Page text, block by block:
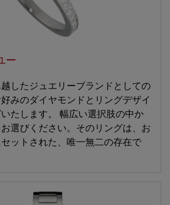
ー
したジュエリーブランドとしての
みのダイヤモンドとリングデザイ
たします。 幅広い選択肢の中か
選びください。そのリングは、お
ットされた、唯一無二の存在で